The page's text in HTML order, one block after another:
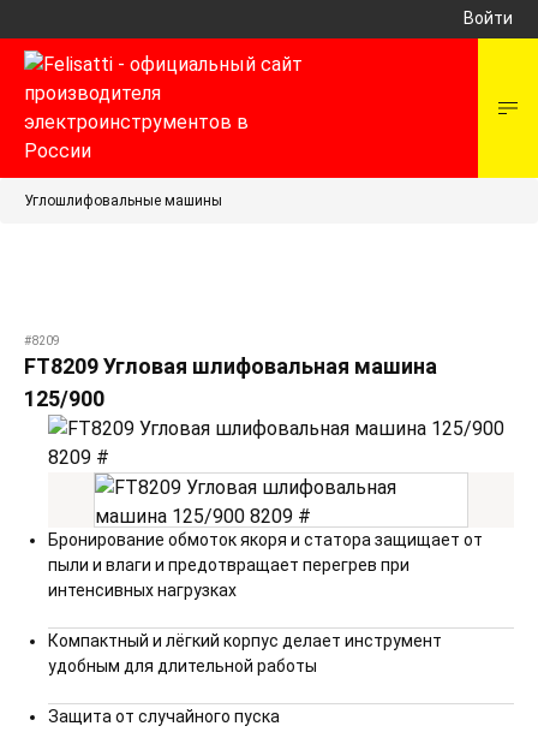
Войти
Углошлифовальные машины
#8209
FT8209 Угловая шлифовальная машина
125/900
Бронирование обмоток якоря и статора защищает от
пыли и влаги и предотвращает перегрев при
интенсивных нагрузках
Компактный и лёгкий корпус делает инструмент
удобным для длительной работы
Защита от случайного пуска